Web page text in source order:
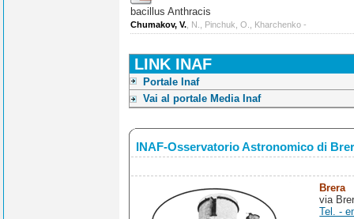
bacillus Anthracis
Chumakov, V. , N., Pinchuk, O., Kharchenko -
LINK INAF
Portale Inaf
Vai al portale Media Inaf
INAF-Osservatorio Astronomico di
Brera
via
Tel. -